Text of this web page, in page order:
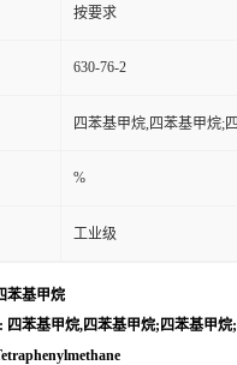
按要求
630-76-2
四苯基甲烷,四苯基甲烷;
%
工业级
苯基甲烷
四苯基甲烷,四苯基甲烷;四苯基甲烷